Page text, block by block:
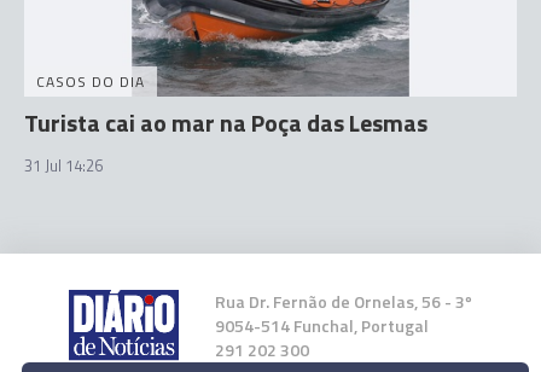
CASOS DO DIA
Turista cai ao mar na Poça das Lesmas
31 Jul 14:26
Rua Dr. Fernão de Ornelas, 56 - 3º
9054-514 Funchal, Portugal
291 202 300